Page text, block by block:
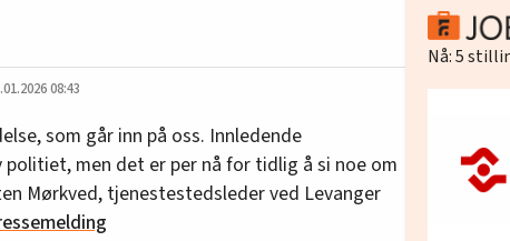
08:43
som går inn på oss. Innledende
men det er per nå for tidlig å si noe om
Mørkved, tjenestestedsleder ved Levanger
Nå:5